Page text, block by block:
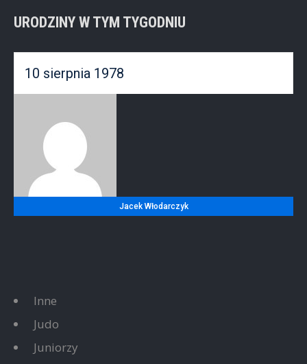
URODZINY W TYM TYGODNIU
10 sierpnia 1978
Jacek Włodarczyk
Inne
Judo
Juniorzy